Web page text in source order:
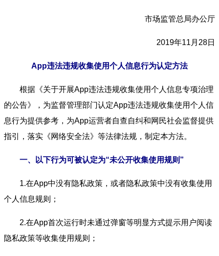
市场监管总局办公厅
2019年11月28日
App违法违规收集使用个人信息行为认定方法
根据《关于开展App违法违规收集使用个人信息专项治理
的公告》，为监督管理部门认定App违法违规收集使用个人信
息行为提供参考，为App运营者自查自纠和网民社会监督提供
指引，落实《网络安全法》等法律法规，制定本方法。
一、以下行为可被认定为“未公开收集使用规则”
1.在App中没有隐私政策，或者隐私政策中没有收集使用
个人信息规则；
2.在App首次运行时未通过弹窗等明显方式提示用户阅读
隐私政策等收集使用规则；